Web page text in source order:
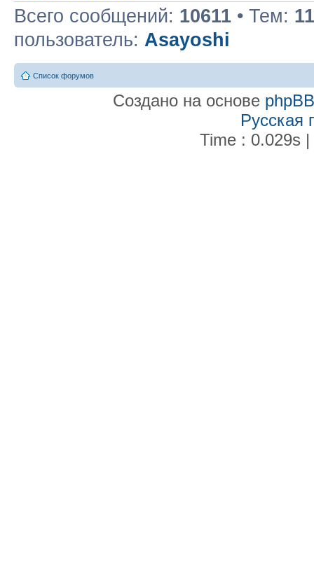
Всего сообщений: 10611 • Тем:
пользователь: Asayoshi
Список форумов
Создано на основе phpBB
Русская
Time : 0.029s